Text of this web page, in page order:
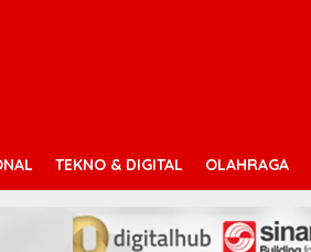
TEKNO & DIGITAL OLAHRAGA